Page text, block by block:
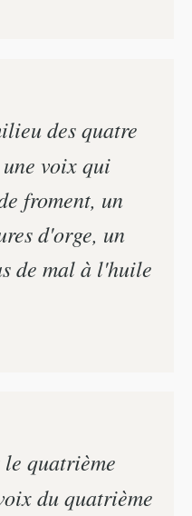
des quatre
voix qui
froment, un
d'orge, un
de mal à l'huile
quatrième
du quatrième